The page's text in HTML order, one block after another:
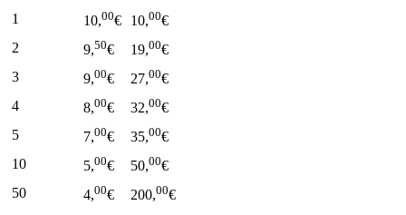
1
10,00€ 10,00€
2
9,50€ 19,00€
3
9,00€ 27,00€
4
8,00€ 32,00€
5
7,00€ 35,00€
10
5,00€ 50,00€
50
4,00€ 200,00€